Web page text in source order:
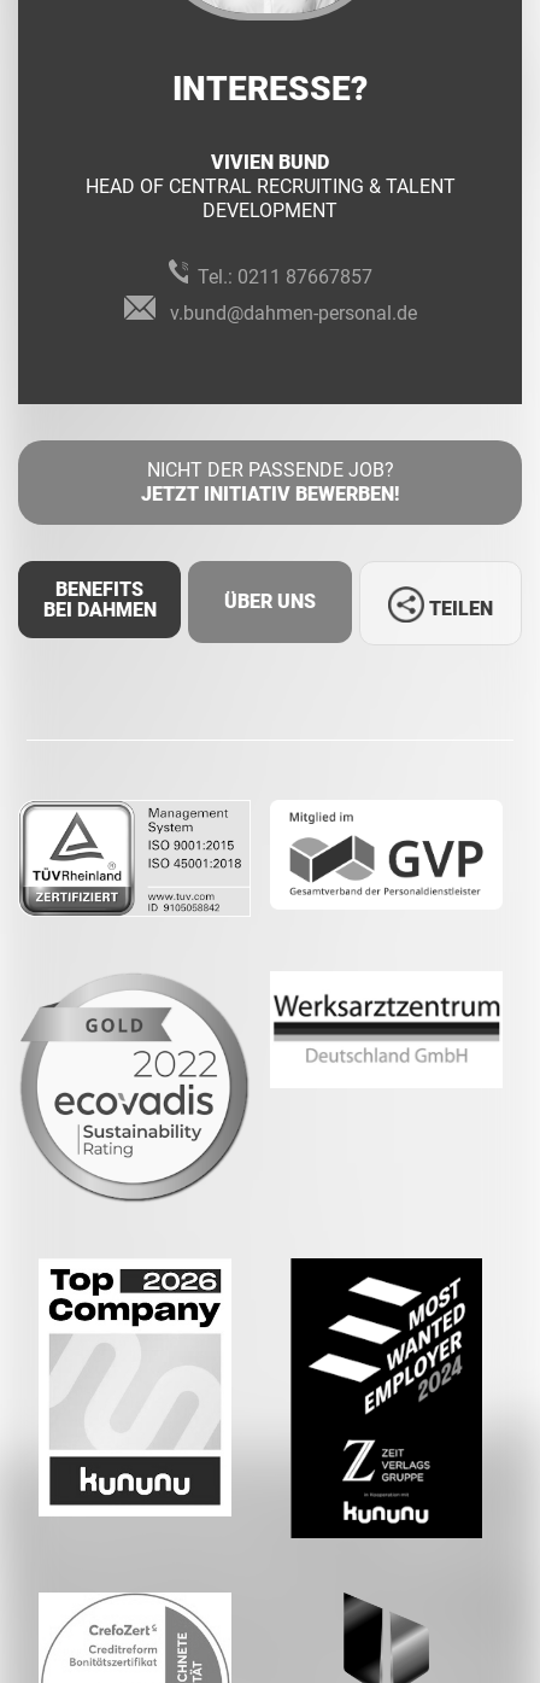
INTERESSE?
VIVIEN BUND
HEAD OF CENTRAL RECRUITING & TALENT
DEVELOPMENT
Tel.: 0211 87667857
v.bund@dahmen-personal.de
NICHT DER PASSENDE JOB?
JETZT INITIATIV BEWERBEN!
BENEFITS
BEI DAHMEN
ÜBER UNS TEILEN